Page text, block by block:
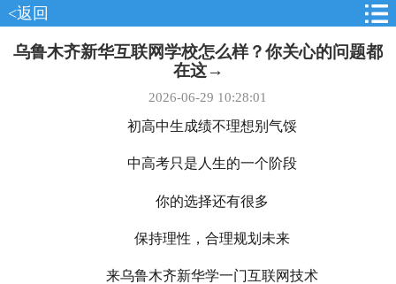
<返回
乌鲁木齐新华互联网学校怎么样？你关心的问题都
在这→
2026-06-29 10:28:01
初高中生成绩不理想别气馁
中高考只是人生的一个阶段
你的选择还有很多
保持理性，合理规划未来
来乌鲁木齐新华学一门互联网技术